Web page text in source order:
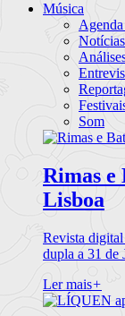
Música
Notícias
Som
Rimas e
Lisboa
Revista digital
dupla a 31 de
Ler mais+